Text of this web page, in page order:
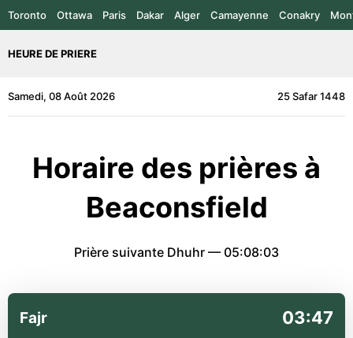
Toronto Ottawa Paris Dakar Alger Camayenne Conakry
HEURE DE PRIERE
Samedi, 08 Août 2026 25 Safar 1448
Horaire des prières à
Beaconsfield
Prière suivante Dhuhr — 05:08:03
Fajr 03:47